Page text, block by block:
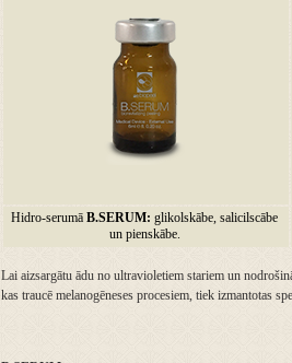
Hidro-serumā B.SERUM: glikolskābe, salicilscābe
un pienskābe.
Lai aizsargātu ādu no ultravioletiem stariem un
kas traucē melanogēneses procesiem, tiek izmantotas